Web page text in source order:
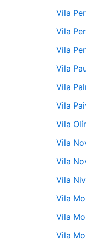
Vila
Vila
Vila
Vila
Vila
Vila
Vila
Vila
Vila
Vila
Vila
Vila
Vila